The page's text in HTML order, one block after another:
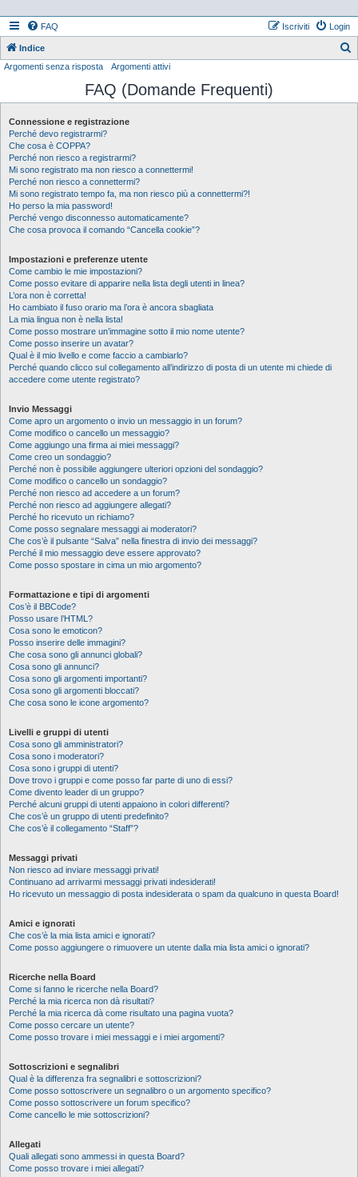
FAQ Login
Iscriviti
Indice
c
Argomenti senza risposta Argomenti attivi
FAQ (Domande Frequenti)
Connessione e registrazione
Perché devo registrarmi?
Che cosa è COPPA?
Perché non riesco a registrarmi?
Mi sono registrato ma non riesco a connettermi!
Perché non riesco a connettermi?
Mi sono registrato tempo fa, ma non riesco più a connettermi?!
Ho perso la mia password!
Perché vengo disconnesso automaticamente?
Che cosa provoca il comando “Cancella cookie”?
Impostazioni e preferenze utente
Come cambio le mie impostazioni?
Come posso evitare di apparire nella lista degli utenti in linea?
L’ora non è corretta!
Ho cambiato il fuso orario ma l’ora è ancora sbagliata
La mia lingua non è nella lista!
Come posso mostrare un’immagine sotto il mio nome utente?
Come posso inserire un avatar?
Qual è il mio livello e come faccio a cambiarlo?
Perché quando clicco sul collegamento all’indirizzo di posta di un utente mi chiede di
accedere come utente registrato?
Invio Messaggi
Come apro un argomento o invio un messaggio in un forum?
Come modifico o cancello un messaggio?
Come aggiungo una firma ai miei messaggi?
Come creo un sondaggio?
Perché non è possibile aggiungere ulteriori opzioni del sondaggio?
Come modifico o cancello un sondaggio?
Perché non riesco ad accedere a un forum?
Perché non riesco ad aggiungere allegati?
Perché ho ricevuto un richiamo?
Come posso segnalare messaggi ai moderatori?
Che cos’è il pulsante “Salva” nella finestra di invio dei messaggi?
Perché il mio messaggio deve essere approvato?
Come posso spostare in cima un mio argomento?
Formattazione e tipi di argomenti
Cos’è il BBCode?
Posso usare l’HTML?
Cosa sono le emoticon?
Posso inserire delle immagini?
Che cosa sono gli annunci globali?
Cosa sono gli annunci?
Cosa sono gli argomenti importanti?
Cosa sono gli argomenti bloccati?
Che cosa sono le icone argomento?
Livelli e gruppi di utenti
Cosa sono gli amministratori?
Cosa sono i moderatori?
Cosa sono i gruppi di utenti?
Dove trovo i gruppi e come posso far parte di uno di essi?
Come divento leader di un gruppo?
Perché alcuni gruppi di utenti appaiono in colori differenti?
Che cos’è un gruppo di utenti predefinito?
Che cos’è il collegamento “Staff”?
Messaggi privati
Non riesco ad inviare messaggi privati!
Continuano ad arrivarmi messaggi privati indesiderati!
Ho ricevuto un messaggio di posta indesiderata o spam da qualcuno in questa Board!
Amici e ignorati
Che cos’è la mia lista amici e ignorati?
Come posso aggiungere o rimuovere un utente dalla mia lista amici o ignorati?
Ricerche nella Board
Come si fanno le ricerche nella Board?
Perché la mia ricerca non dà risultati?
Perché la mia ricerca dà come risultato una pagina vuota?
Come posso cercare un utente?
Come posso trovare i miei messaggi e i miei argomenti?
Sottoscrizioni e segnalibri
Qual è la differenza fra segnalibri e sottoscrizioni?
Come posso sottoscrivere un segnalibro o un argomento specifico?
Come posso sottoscrivere un forum specifico?
Come cancello le mie sottoscrizioni?
Allegati
Quali allegati sono ammessi in questa Board?
Come posso trovare i miei allegati?